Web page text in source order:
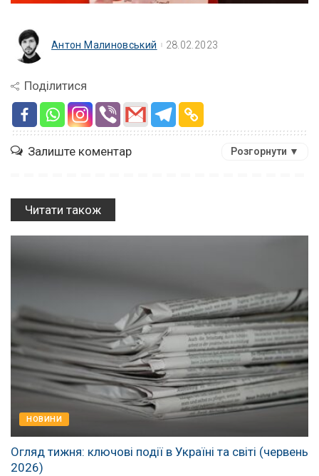
Антон Малиновський 28.02.2023
Поділитися
Залиште коментар Розгорнути ▼
Читати також
НОВИНИ
Огляд тижня: ключові події в Україні та світі (червень
2026)